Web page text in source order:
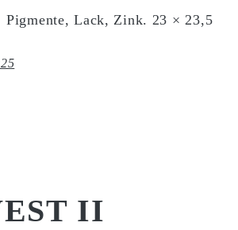
Pigmente, Lack, Zink. 23 × 23,5
II